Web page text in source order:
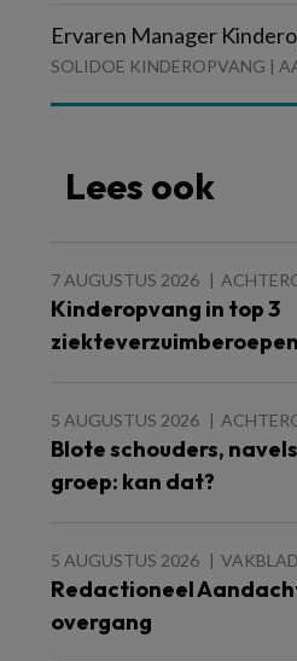
Ervaren Manager
SOLIDOE KINDEROPVANG |
Lees ook
7 AUGUSTUS 2026
Kinderopvang in top 3
ziekteverzuimberoepen
5 AUGUSTUS 2026
Blote schouders,
groep: kan dat?
5 AUGUSTUS 2026
Redactioneel
overgang